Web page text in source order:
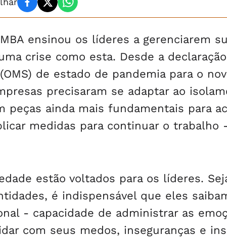
ensinou os líderes a gerenciarem
crise como esta. Desde a
de estado de pandemia para o
precisaram se adaptar ao
peças ainda mais fundamentais para
medidas para continuar o trabalho
estão voltados para os líderes.
é indispensável que eles
- capacidade de administrar as
com seus medos, inseguranças e